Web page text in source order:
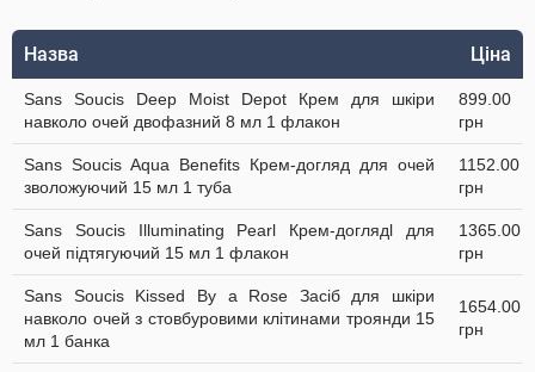
Назва Ціна
Sans Soucis Deep Moist Depot Крем для шкіри
навколо очей двофазний 8 мл 1 флакон
899.00
грн
Sans Soucis Aqua Benefits Крем-догляд для очей
зволожуючий 15 мл 1 туба
1152.00
грн
Sans Soucis Illuminating Pearl Крем-доглядl для
очей підтягуючий 15 мл 1 флакон
1365.00
грн
Sans Soucis Kissed By a Rose Засіб для шкіри
навколо очей з стовбуровими клітинами троянди 15
мл 1 банка
1654.00
грн